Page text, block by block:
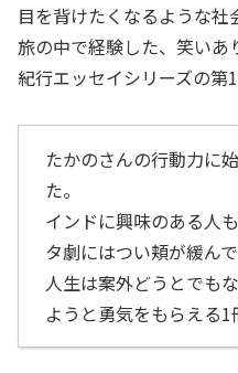
目を背けたくなるような社
旅の中で経験した、笑いあ
紀行エッセイシリーズの第1
たかのさんの行動力に
た。
インドに興味のある人
タ劇にはつい頬が緩んで
人生は案外どうとでも
ようと勇気をもらえる1